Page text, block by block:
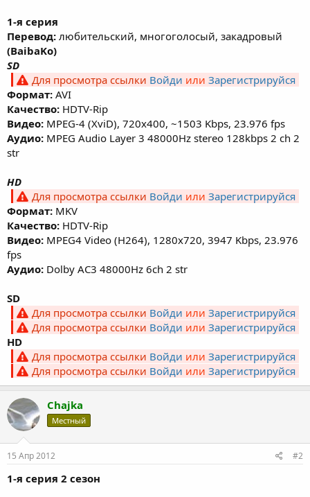
1-я серия
Перевод: любительский, многоголосый, закадровый
(BaibaKo)
SD
Для просмотра ссылки Войди или Зарегистрируйся
Формат: AVI
Качество: HDTV-Rip
Видео: MPEG-4 (XviD), 720х400, ~1503 Kbps, 23.976 fps
Аудио: MPEG Audio Layer 3 48000Hz stereo 128kbps 2 ch 2
str
HD
Для просмотра ссылки Войди или Зарегистрируйся
Формат: MKV
Качество: HDTV-Rip
Видео: MPEG4 Video (H264), 1280x720, 3947 Kbps, 23.976
fps
Аудио: Dolby AC3 48000Hz 6ch 2 str
SD
Для просмотра ссылки Войди или Зарегистрируйся
Для просмотра ссылки Войди или Зарегистрируйся
HD
Для просмотра ссылки Войди или Зарегистрируйся
Для просмотра ссылки Войди или Зарегистрируйся
Chajka
Местный
15 Апр 2012 #2
1-я серия 2 сезон